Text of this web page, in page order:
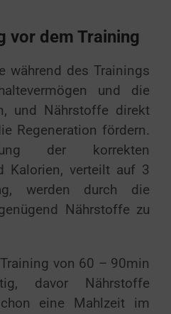
vor dem Training
während des Trainings
und die
und Nährstoffe direkt
Regeneration fördern.
der korrekten
Kalorien, verteilt auf 3
werden durch die
Nährstoffe zu
von 60 – 90min
davor Nährstoffe
eine Mahlzeit im